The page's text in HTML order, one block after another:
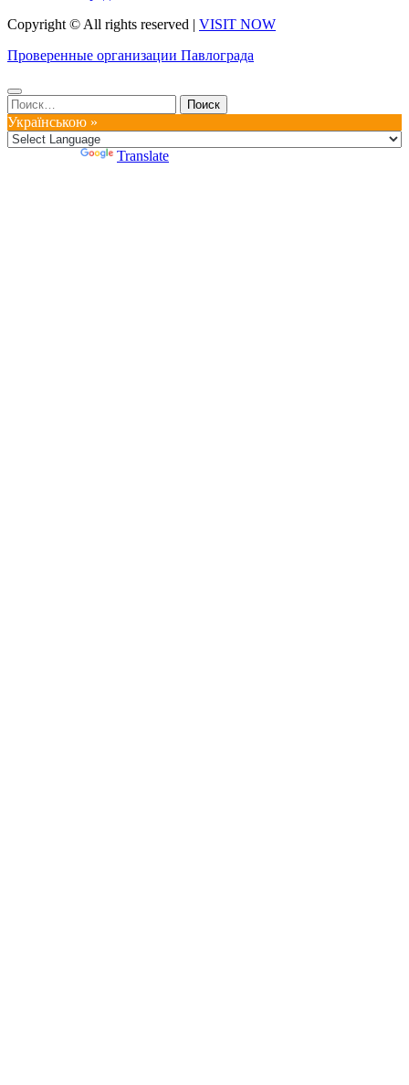
Copyright © All rights reserved | VISIT NOW
Проверенные организации Павлограда
Найти:
Українською »
Translate